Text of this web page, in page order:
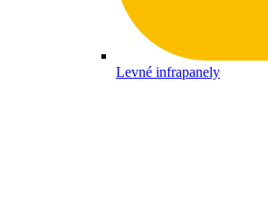
Levné infrapanely